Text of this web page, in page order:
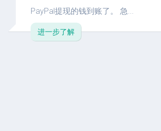
PayPal提现的钱到账了。 急...
进一步了解